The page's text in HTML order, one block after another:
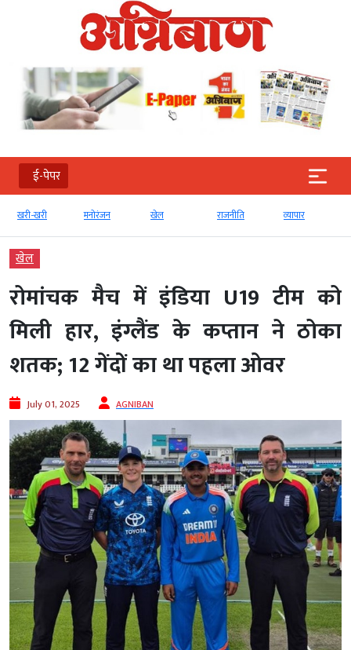
ई-पेपर
खरी-खरी मनोरंजन खेल राजनीति व्‍यापार
खेल
रोमांचक मैच में इंडिया U19 टीम को
मिली हार, इंग्लैंड के कप्तान ने ठोका
शतक; 12 गेंदों का था पहला ओवर
July 01, 2025 AGNIBAN